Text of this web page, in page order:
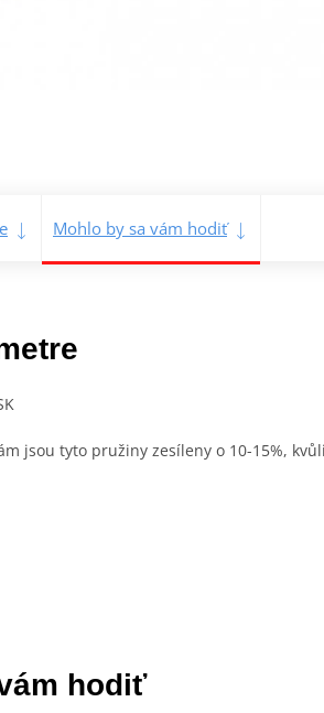
Mohlo by sa vám hodiť
jsou tyto pružiny zesíleny o 10-15%,
hodiť